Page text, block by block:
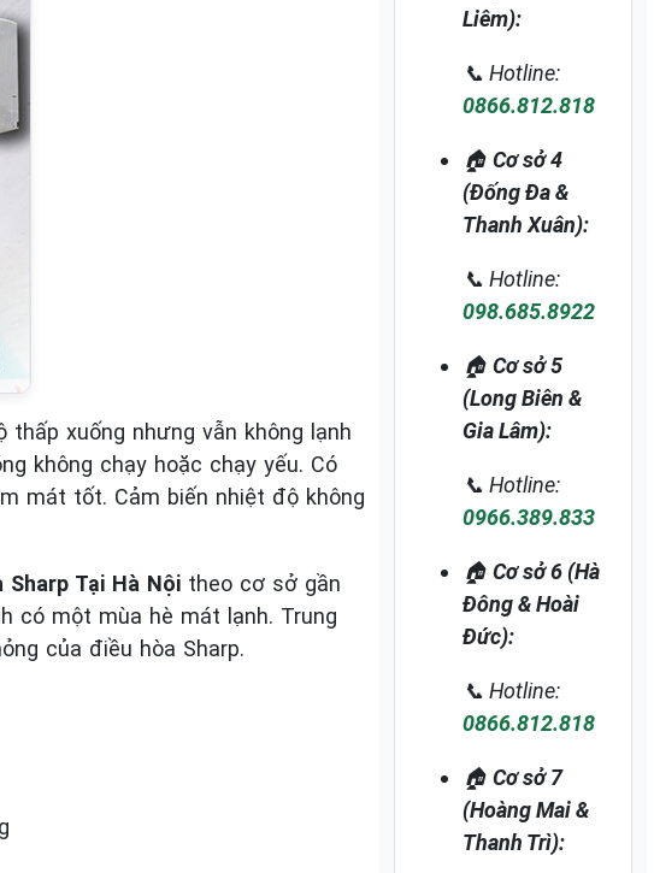
xuống nhưng vẫn không lạnh
không chạy hoặc chạy yếu. Có
mát tốt. Cảm biến nhiệt độ không
Sharp Tại Hà Nội theo cơ sở gần
có một mùa hè mát lạnh. Trung
của điều hòa Sharp.
Liêm):
📞 Hotline:
0866.812.818
🏠 Cơ sở 4
(Đống Đa &
Thanh Xuân):
📞 Hotline:
098.685.8922
🏠 Cơ sở 5
(Long Biên &
Gia Lâm):
📞 Hotline:
0966.389.833
🏠 Cơ sở 6 (Hà
Đông & Hoài
Đức):
📞 Hotline:
0866.812.818
🏠 Cơ sở 7
(Hoàng Mai &
Thanh Trì):